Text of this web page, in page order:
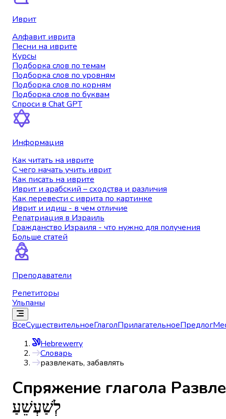
Иврит
Алфавит иврита
Песни на иврите
Курсы
Подборка слов по темам
Подборка слов по уровням
Подборка слов по корням
Подборка слов по буквам
Спроси в Chat GPT
Информация
Как читать на иврите
С чего начать учить иврит
Как писать на иврите
Иврит и арабский – сходства и различия
Как перевести с иврита по картинке
Иврит и идиш - в чем отличие
Репатриация в Израиль
Гражданство Израиля - что нужно для получения
Больше статей
Преподаватели
Репетиторы
Ульпаны
ВсеСуществительноеГлаголПрилагательноеПредлог
Hebrewerry
Словарь
развлекать, забавлять
Спряжениe глагола
לְשַׁעְשֵׁעַ